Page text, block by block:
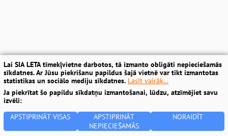
Lai SIA LETA tīmekļvietne darbotos, tā izmanto obligāti nepieciešamās
sīkdatnes. Ar Jūsu piekrišanu papildus šajā vietnē var tikt izmantotas
statistikas un sociālo mediju sīkdatnes. Lasīt vairāk...
Ja piekrītat šo papildu sīkdatņu izmantošanai, lūdzu, atzīmējiet savu
izvēli:
APSTIPRINĀT VISAS
APSTIPRINĀT
NEPIECIEŠAMĀS
NORAIDĪT